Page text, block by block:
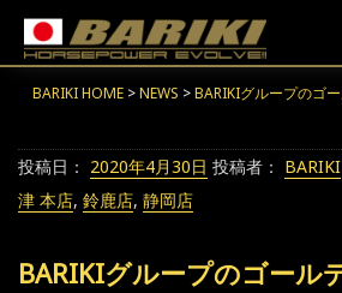
BARIKI HOME >NEWS >BARIKIグループのゴ
投稿日： Posted
on
2020年4月30日 投稿者： BARIKI
津 本店, 鈴鹿店, 静岡店
BARIKIグループのゴール